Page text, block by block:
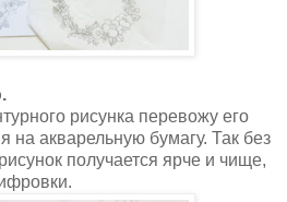
рисунка перевожу его
на акварельную бумагу. Так без
получается ярче и чище,